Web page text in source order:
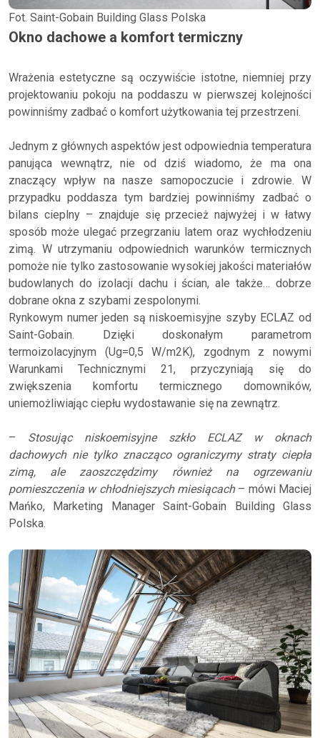
Fot. Saint-Gobain Building Glass Polska
Okno dachowe a komfort termiczny
Wrażenia estetyczne są oczywiście istotne, niemniej przy
projektowaniu pokoju na poddaszu w pierwszej kolejności
powinniśmy zadbać o komfort użytkowania tej przestrzeni.
Jednym z głównych aspektów jest odpowiednia temperatura
panująca wewnątrz, nie od dziś wiadomo, że ma ona
znaczący wpływ na nasze samopoczucie i zdrowie. W
przypadku poddasza tym bardziej powinniśmy zadbać o
bilans cieplny – znajduje się przecież najwyżej i w łatwy
sposób może ulegać przegrzaniu latem oraz wychłodzeniu
zimą. W utrzymaniu odpowiednich warunków termicznych
pomoże nie tylko zastosowanie wysokiej jakości materiałów
budowlanych do izolacji dachu i ścian, ale także… dobrze
dobrane okna z szybami zespolonymi.
Rynkowym numer jeden są niskoemisyjne szyby ECLAZ od
Saint-Gobain. Dzięki doskonałym parametrom
termoizolacyjnym (Ug=0,5 W/m2K), zgodnym z nowymi
Warunkami Technicznymi 21, przyczyniają się do
zwiększenia komfortu termicznego domowników,
uniemożliwiając ciepłu wydostawanie się na zewnątrz.
– Stosując niskoemisyjne szkło ECLAZ w oknach
dachowych nie tylko znacząco ograniczymy straty ciepła
zimą, ale zaoszczędzimy również na ogrzewaniu
pomieszczenia w chłodniejszych miesiącach– mówi Maciej
Mańko, Marketing Manager Saint-Gobain Building Glass
Polska.